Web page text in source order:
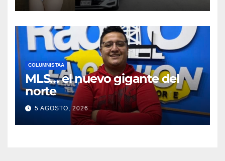
COLUMNISTAA
MLS… el nuevo gigante del
norte
5 AGOSTO, 2026